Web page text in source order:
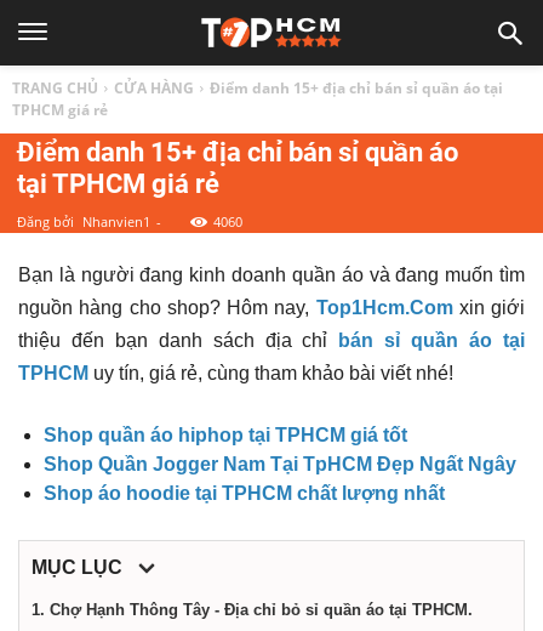
1
HCM
Top
điểm,
dịch
vụ
TRANG CHỦ CỬA HÀNG
Điểm danh 15+ địa chỉ bán sỉ quần áo tại
TPHCM giá rẻ
Điểm danh 15+ địa chỉ bán sỉ quần áo
tại TPHCM giá rẻ
Đăng bởi Nhanvien1 - 4060
Bạn là người đang kinh doanh quần áo và đang muốn tìm
nguồn hàng cho shop? Hôm nay, Top1Hcm.Comxin giới
thiệu đến bạn danh sách địa chỉ
bán sỉ quần áo tại
TPHCM uy tín, giá rẻ, cùng tham khảo bài viết nhé!
Shop quần áo hiphop tại TPHCM giá tốt
Shop Quần Jogger Nam Tại TpHCM Đẹp Ngất Ngây
Shop áo hoodie tại TPHCM chất lượng nhất
MỤC LỤC
1. Chợ Hạnh Thông Tây - Địa chỉ bỏ sỉ quần áo tại TPHCM.